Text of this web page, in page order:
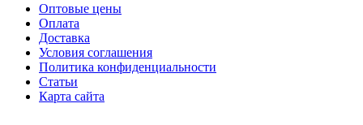
Оптовые цены
Оплата
Доставка
Условия соглашения
Политика конфиденциальности
Статьи
Карта сайта